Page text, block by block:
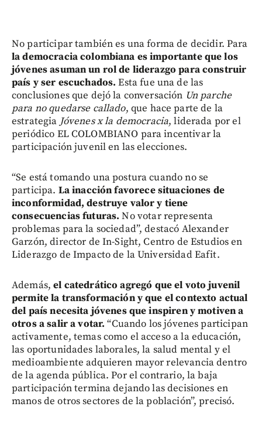
No participar también es una forma de decidir. Para
la democracia colombiana es importante que los
jóvenes asuman un rol de liderazgo para construir
país y ser escuchados.Esta fue una de las
conclusiones que dejó la conversación Un parche
para no quedarse callado, que hace parte de la
estrategia Jóvenes x la democracia, liderada por el
periódico EL COLOMBIANO para incentivar la
participación juvenil en las elecciones.
“Se está tomando una postura cuando no se
participa. La inacción favorece situaciones de
inconformidad, destruye valor y tiene
consecuencias futuras. No votar representa
problemas para la sociedad”, destacó Alexander
Garzón, director de In-Sight, Centro de Estudios en
Liderazgo de Impacto de la Universidad Eafit.
Además,el catedrático agregó que el voto juvenil
permite la transformación y que el contexto actual
del país necesita jóvenes que inspiren y motiven a
otros a salir a votar.“Cuando los jóvenes participan
activamente, temas como el acceso a la educación,
las oportunidades laborales, la salud mental y el
medioambiente adquieren mayor relevancia dentro
de la agenda pública. Por el contrario, la baja
participación termina dejando las decisiones en
manos de otros sectores de la población”, precisó.